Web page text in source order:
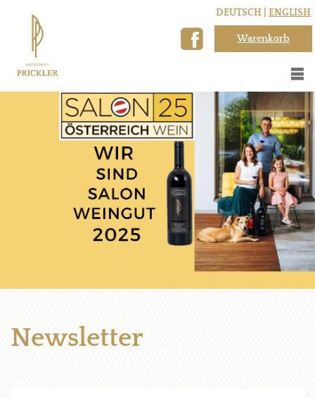
DEUTSCH | ENGLISH
Warenkorb
Newsletter